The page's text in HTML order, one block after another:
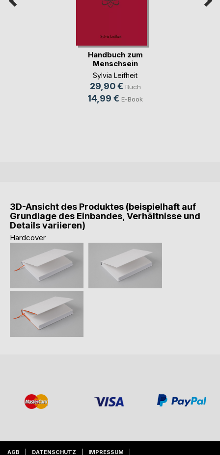
Handbuch zum
Menschsein
Sylvia Leifheit
29,90 € Buch
14,99 € E-Book
3D-Ansicht des Produktes (beispielhaft auf
Grundlage des Einbandes, Verhältnisse und
Details variieren)
Hardcover
AGB DATENSCHUTZ IMPRESSUM